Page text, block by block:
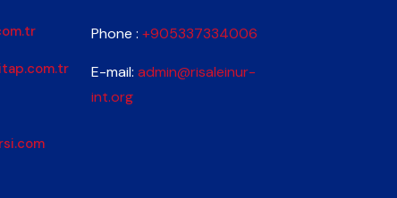
Phone : +905337334006
E-mail: admin@risaleinur-
int.org